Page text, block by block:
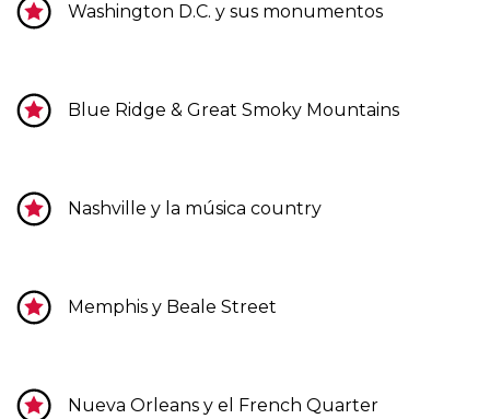
Washington D.C. y sus monumentos
Blue Ridge & Great Smoky Mountains
Nashville y la música country
Memphis y Beale Street
Nueva Orleans y el French Quarter